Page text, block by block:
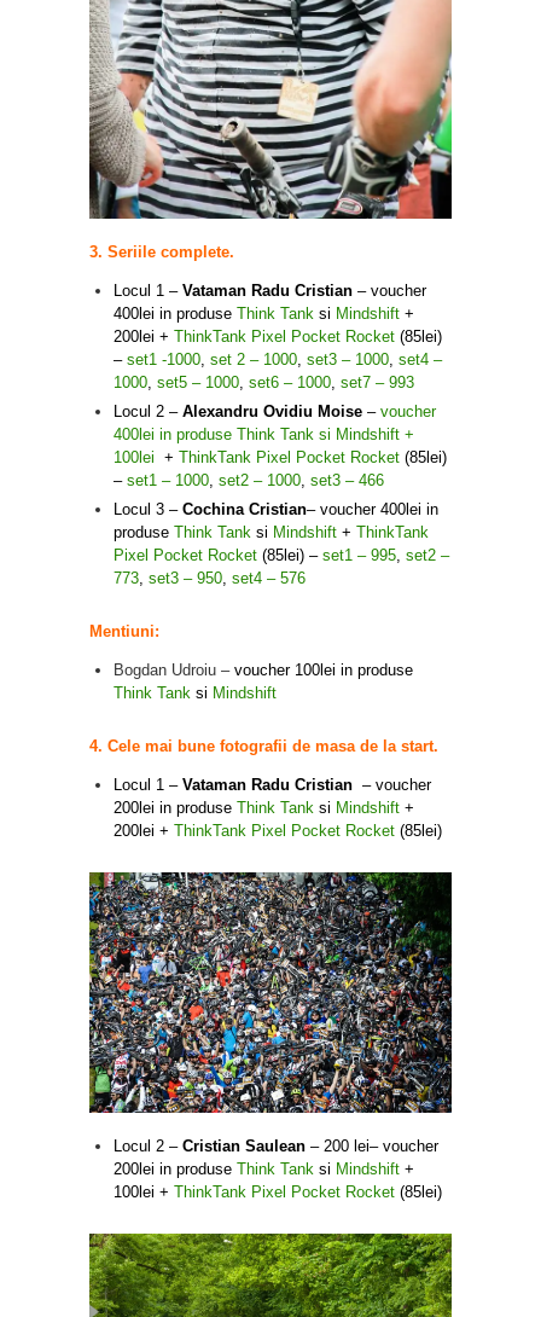
3. Seriile complete.
Locul 1 – Vataman Radu Cristian – voucher
400lei in produse Think Tank si Mindshift +
200lei + ThinkTank Pixel Pocket Rocket (85lei)
– set1 -1000, set 2 – 1000, set3 – 1000, set4 –
1000, set5 – 1000, set6 – 1000, set7 – 993
Locul 2 – Alexandru Ovidiu Moise – voucher
400lei in produse Think Tank si Mindshift +
100lei + ThinkTank Pixel Pocket Rocket (85lei)
– set1 – 1000, set2 – 1000, set3 – 466
Locul 3 – Cochina Cristian– voucher 400lei in
produse Think Tank si Mindshift + ThinkTank
Pixel Pocket Rocket (85lei) – set1 – 995, set2 –
773, set3 – 950, set4 – 576
Mentiuni:
Bogdan Udroiu – voucher 100lei in produse
Think Tank si Mindshift
4. Cele mai bune fotografii de masa de la start.
Locul 1 – Vataman Radu Cristian – voucher
200lei in produse Think Tank si Mindshift +
200lei + ThinkTank Pixel Pocket Rocket (85lei)
Locul 2 – Cristian Saulean – 200 lei– voucher
200lei in produse Think Tank si Mindshift +
100lei + ThinkTank Pixel Pocket Rocket (85lei)